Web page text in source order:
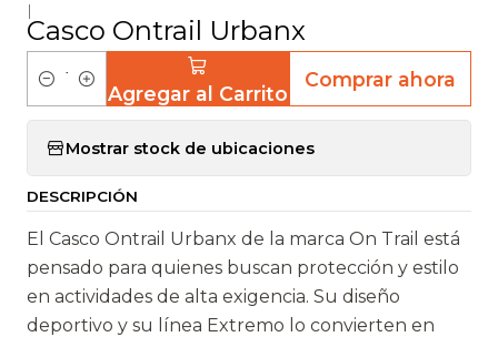
|
Casco Ontrail Urbanx
a
t
i
d
a
d
Agregar al Carrito
Comprar ahora
Mostrar stock de ubicaciones
DESCRIPCIÓN
El Casco Ontrail Urbanx de la marca On Trail está
pensado para quienes buscan protección y estilo
en actividades de alta exigencia. Su diseño
deportivo y su línea Extremo lo convierten en